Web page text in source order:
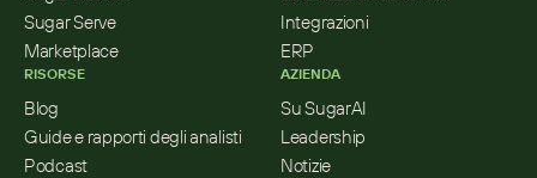
Sugar Serve
Marketplace
RISORSE
Blog
Guide e rapporti degli analisti
Podcast
Integrazioni
ERP
AZIENDA
Su SugarAI
Leadership
Notizie